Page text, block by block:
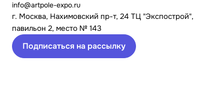
info@artpole-expo.ru
г. Москва, Нахимовский пр-т, 24 ТЦ "Экспострой",
павильон 2, место № 143
Подписаться на рассылку